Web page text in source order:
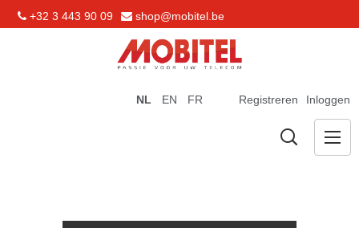
+32 3 443 90 09 shop@mobitel.be
Registreren Inloggen
NL EN FR